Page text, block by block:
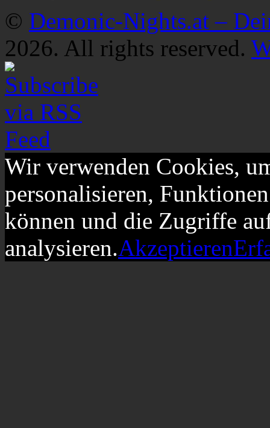
© Demonic-Nights.at –
2026. All rights reserved.
Wir verwenden Cookies,
personalisieren,
können und die Zugriffe
analysieren.Akzeptieren